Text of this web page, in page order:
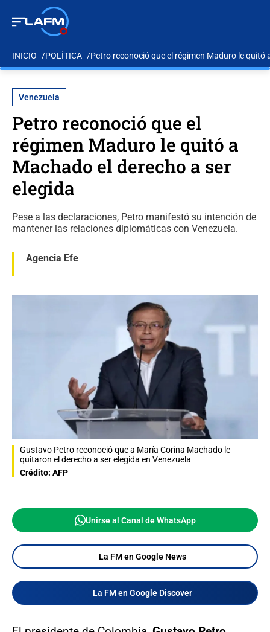
INICIO POLÍTICA Petro reconoció que el régimen Maduro le quitó
Venezuela
Petro reconoció que el
régimen Maduro le quitó a
Machado el derecho a ser
elegida
Pese a las declaraciones, Petro manifestó su intención de
mantener las relaciones diplomáticas con Venezuela.
Agencia Efe
Gustavo Petro reconoció que a María Corina Machado le
quitaron el derecho a ser elegida en Venezuela
Crédito: AFP
Unirse al Canal de WhatsApp
La FM en Google News
La FM en Google Discover